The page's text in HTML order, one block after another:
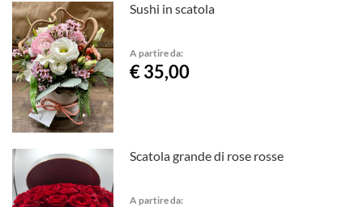
Sushi in scatola
A partire da:
€ 35,00
Scatola grande di rose rosse
A partire da: